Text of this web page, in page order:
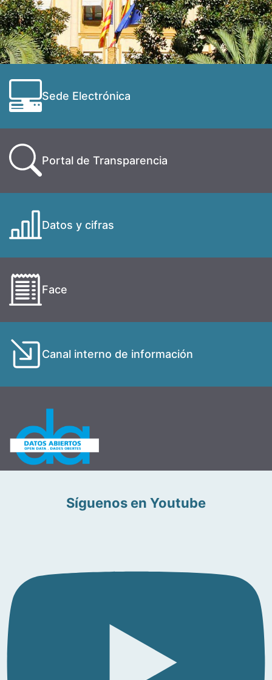
Sede Electrónica
Portal de Transparencia
Datos y cifras
Face
Canal interno de información
Síguenos en Youtube